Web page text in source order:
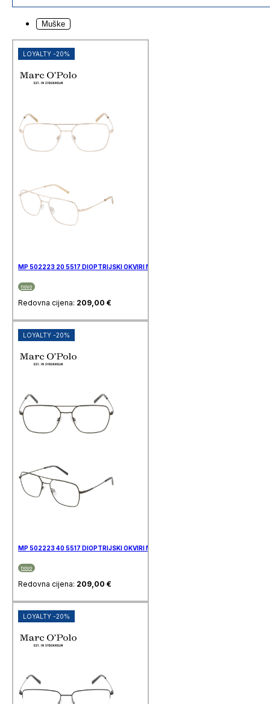
Besplatna kontrola vida
poslovnicama
Najveća oftalmološka ustanova u
Hrvatskoj – jamstvo kvalitete
Svi vrhunski brandovi i okviri za
Muške
LOYALTY -20%
MP 502223 20 5517 DIOPTRIJSKI OKVIRI MARC O’POLO
novo
Redovna cijena: 209,00 €
LOYALTY -20%
MP 502223 40 5517 DIOPTRIJSKI OKVIRI MARC O’POLO
novo
Redovna cijena: 209,00 €
LOYALTY -20%